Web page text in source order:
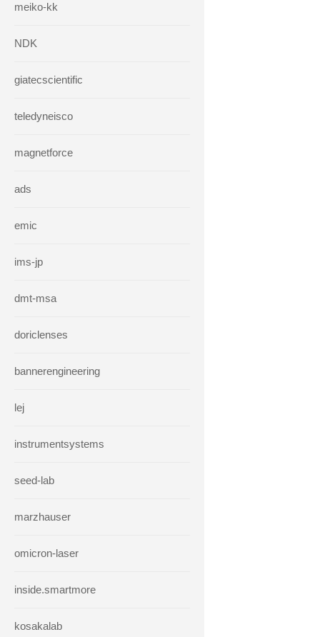
meiko-kk
NDK
giatecscientific
teledyneisco
magnetforce
ads
emic
ims-jp
dmt-msa
doriclenses
bannerengineering
lej
instrumentsystems
seed-lab
marzhauser
omicron-laser
inside.smartmore
kosakalab